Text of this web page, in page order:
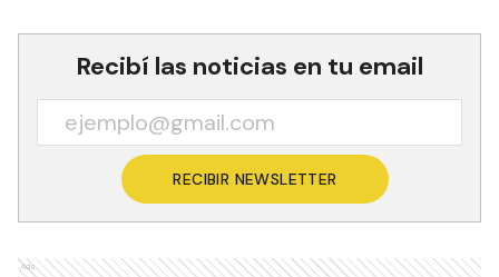
Recibí las noticias en tu email
RECIBIR NEWSLETTER
Ads